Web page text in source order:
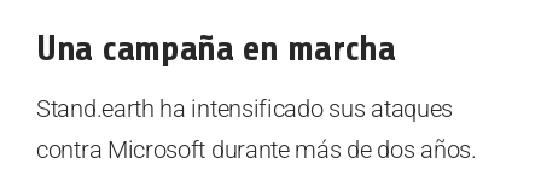
Una campaña en marcha
Stand.earth ha intensificado sus ataques
contra Microsoft durante más de dos años.